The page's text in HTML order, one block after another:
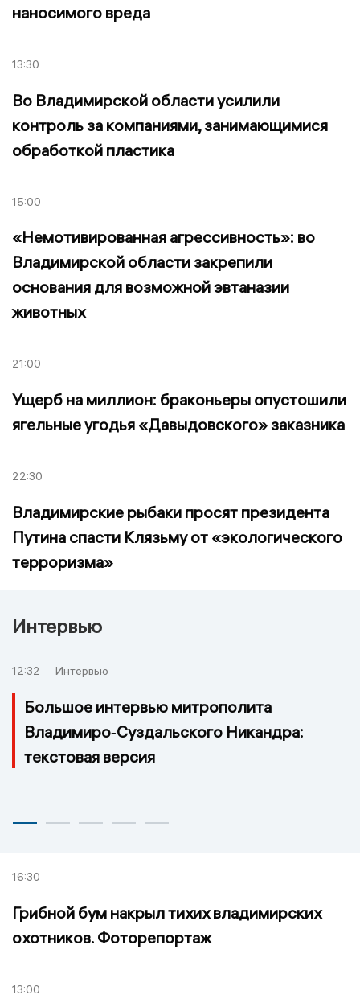
наносимого вреда
13:30
Во Владимирской области усилили
контроль за компаниями, занимающимися
обработкой пластика
15:00
«Немотивированная агрессивность»: во
Владимирской области закрепили
основания для возможной эвтаназии
животных
21:00
Ущерб на миллион: браконьеры опустошили
ягельные угодья «Давыдовского» заказника
22:30
Владимирские рыбаки просят президента
Путина спасти Клязьму от «экологического
терроризма»
Интервью
12:32 Интервью
Большое интервью митрополита
Владимиро‑Суздальского Никандра:
текстовая версия
16:30
Грибной бум накрыл тихих владимирских
охотников. Фоторепортаж
13:00